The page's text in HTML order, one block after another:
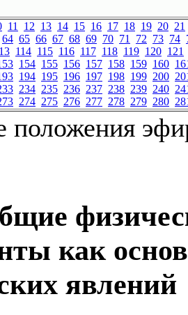
11 12 13 14 15 16 17 18 19 20 21
64 65 66 67 68 69 70 71 72 73 74
114 115 116 117 118 119 120 121
154 155 156 157 158 159 160
194 195 196 197 198 199 200
234 235 236 237 238 239 240
274 275 276 277 278 279 280
положения
как
явлений